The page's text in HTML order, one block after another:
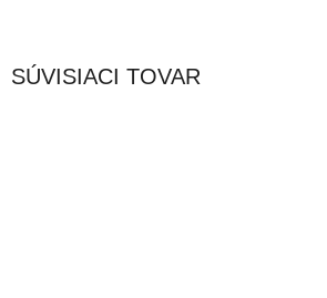
SÚVISIACI TOVAR